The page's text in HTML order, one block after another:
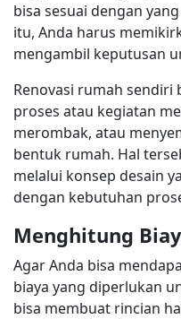
bisa sesuai dengan
itu, Anda harus
mengambil keputusan
Renovasi rumah sendiri
proses atau kegiatan
merombak, atau
bentuk rumah. Hal
melalui konsep desain
dengan kebutuhan
Menghitung
Agar Anda bisa
biaya yang diperlukan
bisa membuat rincian